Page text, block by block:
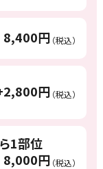
8,400円 （税込）
円 （税込）
1部位
8,000円 （税込）